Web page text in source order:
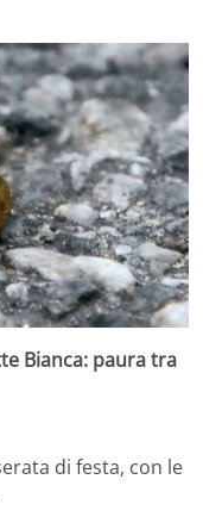
Bianca: paura tra
di festa, con le